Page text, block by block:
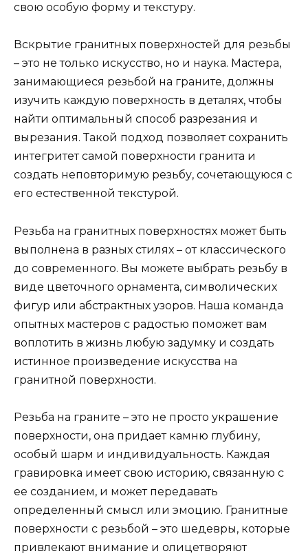
свою особую форму и текстуру.
Вскрытие гранитных поверхностей для резьбы
– это не только искусство, но и наука. Мастера,
занимающиеся резьбой на граните, должны
изучить каждую поверхность в деталях, чтобы
найти оптимальный способ разрезания и
вырезания. Такой подход позволяет сохранить
интегритет самой поверхности гранита и
создать неповторимую резьбу, сочетающуюся с
его естественной текстурой.
Резьба на гранитных поверхностях может быть
выполнена в разных стилях – от классического
до современного. Вы можете выбрать резьбу в
виде цветочного орнамента, символических
фигур или абстрактных узоров. Наша команда
опытных мастеров с радостью поможет вам
воплотить в жизнь любую задумку и создать
истинное произведение искусства на
гранитной поверхности.
Резьба на граните – это не просто украшение
поверхности, она придает камню глубину,
особый шарм и индивидуальность. Каждая
гравировка имеет свою историю, связанную с
ее созданием, и может передавать
определенный смысл или эмоцию. Гранитные
поверхности с резьбой – это шедевры, которые
привлекают внимание и олицетворяют